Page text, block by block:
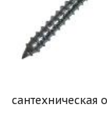
сантехническая